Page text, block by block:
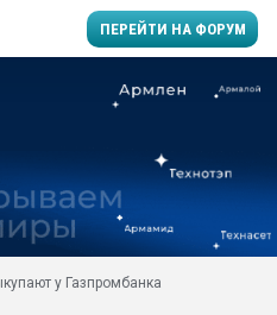
ПЕРЕЙТИ НА ФОРУМ
29.07.2026 ФРП помог
заводу пластмасс"
Помощь в подборе
у Газпромбанка